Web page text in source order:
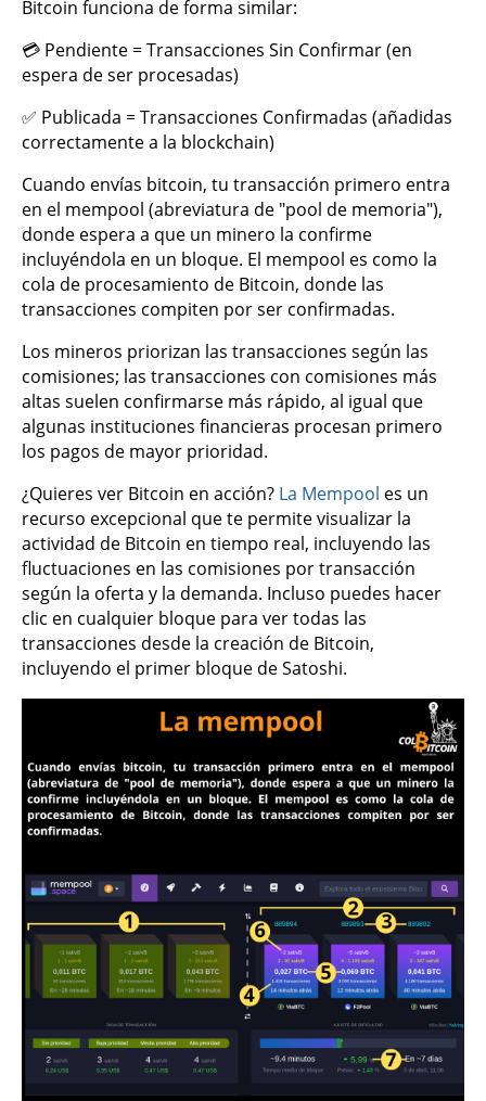
Bitcoin funciona de forma similar:
💳 Pendiente = Transacciones Sin Confirmar (en
espera de ser procesadas)
✅ Publicada = Transacciones Confirmadas (añadidas
correctamente a la blockchain)
Cuando envías bitcoin, tu transacción primero entra
en el mempool (abreviatura de "pool de memoria"),
donde espera a que un minero la confirme
incluyéndola en un bloque. El mempool es como la
cola de procesamiento de Bitcoin, donde las
transacciones compiten por ser confirmadas.
Los mineros priorizan las transacciones según las
comisiones; las transacciones con comisiones más
altas suelen confirmarse más rápido, al igual que
algunas instituciones financieras procesan primero
los pagos de mayor prioridad.
¿Quieres ver Bitcoin en acción? La Mempool es un
recurso excepcional que te permite visualizar la
actividad de Bitcoin en tiempo real, incluyendo las
fluctuaciones en las comisiones por transacción
según la oferta y la demanda. Incluso puedes hacer
clic en cualquier bloque para ver todas las
transacciones desde la creación de Bitcoin,
incluyendo el primer bloque de Satoshi.